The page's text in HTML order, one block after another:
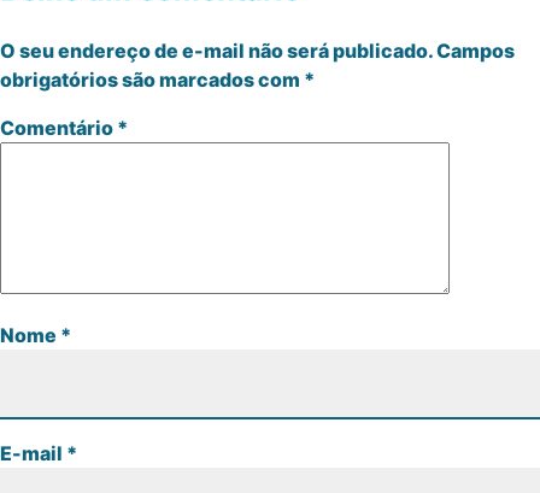
O seu endereço de e-mail não será publicado.Campos
obrigatórios são marcados com *
Comentário *
Nome *
E-mail *